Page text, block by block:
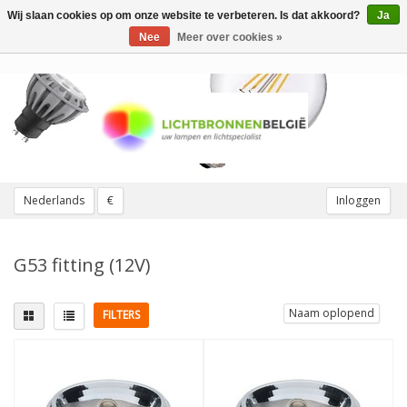
Nederlands € Inloggen
Toggle
G53 fitting (12V)
FILTERS Naam oplopend
G53(15) 50W(7)
Wij slaan cookies op om onze website te verbeteren. Is dat akkoord?
Ja
Nee
Meer over cookies »